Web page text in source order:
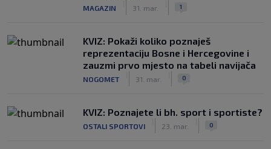
MAGAZIN 31. mar. 1
KVIZ: Pokaži koliko poznaješ
reprezentaciju Bosne i Hercegovine i
zauzmi prvo mjesto na tabeli navijača
NOGOMET 31. mar. 0
KVIZ: Poznajete li bh. sport i sportiste?
OSTALI SPORTOVI 23. mar. 0